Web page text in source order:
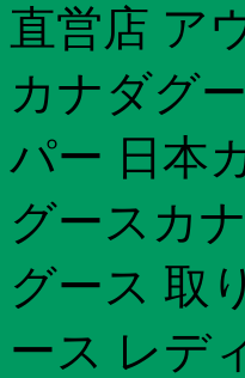
直営店 ア
カナダグ
パー 日本
グースカ
グース 取
ース レデ